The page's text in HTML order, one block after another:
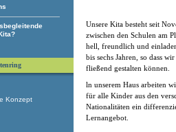
Unsere Kita besteht seit
zwischen den Schulen am
hell, freundlich und
bis sechs Jahren, so dass
fließend gestalten können.
ln unserem Haus arbeiten
für alle Kinder aus den
Nationalitäten ein
Lernangebot.
Konzept